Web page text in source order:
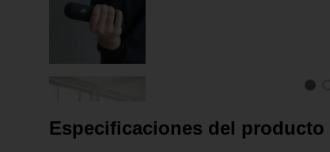
Especificaciones del producto